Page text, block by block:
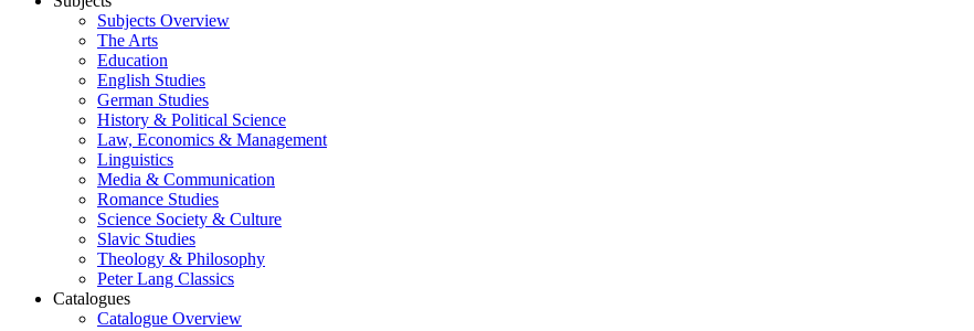
Subjects Overview
The Arts
Education
English Studies
German Studies
History & Political Science
Law, Economics & Management
Linguistics
Media & Communication
Romance Studies
Science Society & Culture
Slavic Studies
Theology & Philosophy
Peter Lang Classics
Catalogues
Catalogue Overview